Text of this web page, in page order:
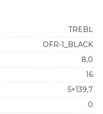
TREBL
OFR-1_BLACK
8,0
16
5×139,7
0